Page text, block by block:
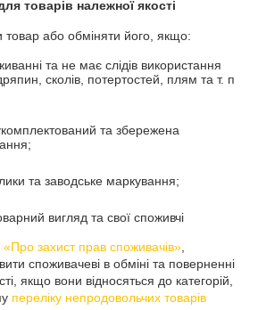
товарів належної якості
або обміняти його, якщо:
та не має слідів використання
сколів, потертостей, плям та т. п
та збережена
та заводське маркування;
вигляд та свої споживчі
«Про захист прав споживачів»
споживачеві в обміні та поверненні
якщо вони відносяться до категорій,
переліку непродовольчих товарів